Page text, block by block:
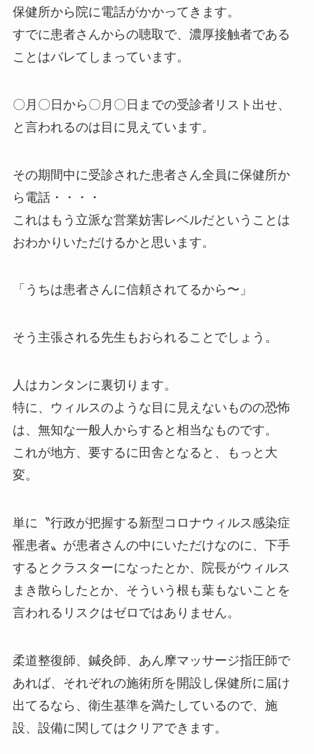
保健所から院に電話がかかってきます。
すでに患者さんからの聴取で、濃厚接触者である
ことはバレてしまっています。
〇月〇日から〇月〇日までの受診者リスト出せ、
と言われるのは目に見えています。
その期間中に受診された患者さん全員に保健所か
ら電話・・・・
これはもう立派な営業妨害レベルだということは
おわかりいただけるかと思います。
「うちは患者さんに信頼されてるから〜」
そう主張される先生もおられることでしょう。
人はカンタンに裏切ります。
特に、ウィルスのような目に見えないものの恐怖
は、無知な一般人からすると相当なものです。
これが地方、要するに田舎となると、もっと大
変。
単に〝行政が把握する新型コロナウィルス感染症
罹患者〟が患者さんの中にいただけなのに、下手
するとクラスターになったとか、院長がウィルス
まき散らしたとか、そういう根も葉もないことを
言われるリスクはゼロではありません。
柔道整復師、鍼灸師、あん摩マッサージ指圧師で
あれば、それぞれの施術所を開設し保健所に届け
出てるなら、衛生基準を満たしているので、施
設、設備に関してはクリアできます。